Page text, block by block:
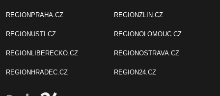
REGIONPRAHA.CZ
REGIONUSTI.CZ
REGIONLIBERECKO.CZ
REGIONHRADEC.CZ
REGIONZLIN.CZ
REGIONOLOMOUC.CZ
REGIONOSTRAVA.CZ
REGION24.CZ